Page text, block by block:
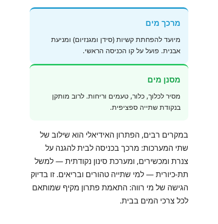
מרכך מים
מיועד להפחתת קשיות (סידן ומגנזיום) ומניעת
אבנית. פועל על קו הכניסה הראשי.
מסנן מים
מסיר לכלוך, כלור, טעמים וריחות. לרוב מותקן
בנקודת שתייה ספציפית.
במקרים רבים, הפתרון האידיאלי הוא שילוב של
שתי המערכות: מרכך בכניסה לבית להגנה על
צנרת ומכשירים, ומערכת סינון נקודתית — למשל
תת-כיורית — למי שתייה טהורים ובריאים. זו בדיוק
הגישה של מי רווה: התאמת פתרון מקיף שמותאם
לכל צרכי המים בבית.